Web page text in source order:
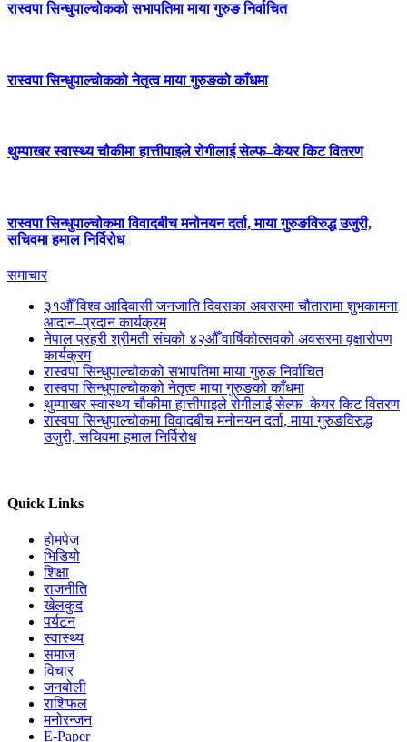
रास्वपा सिन्धुपाल्चोकको सभापतिमा माया गुरुङ निर्वाचित
रास्वपा सिन्धुपाल्चोकको नेतृत्व माया गुरुङको काँधमा
थुम्पाखर स्वास्थ्य चौकीमा हात्तीपाइले रोगीलाई सेल्फ–केयर किट वितरण
रास्वपा सिन्धुपाल्चोकमा विवादबीच मनोनयन दर्ता, माया गुरुङविरुद्ध उजुरी,
सचिवमा हमाल निर्विरोध
समाचार
३१औँ विश्व आदिवासी जनजाति दिवसका अवसरमा चौतारामा शुभकामना
आदान–प्रदान कार्यक्रम
नेपाल प्रहरी श्रीमती संघको ४२औँ वार्षिकोत्सवको अवसरमा वृक्षारोपण
कार्यक्रम
रास्वपा सिन्धुपाल्चोकको सभापतिमा माया गुरुङ निर्वाचित
रास्वपा सिन्धुपाल्चोकको नेतृत्व माया गुरुङको काँधमा
थुम्पाखर स्वास्थ्य चौकीमा हात्तीपाइले रोगीलाई सेल्फ–केयर किट वितरण
रास्वपा सिन्धुपाल्चोकमा विवादबीच मनोनयन दर्ता, माया गुरुङविरुद्ध
उजुरी, सचिवमा हमाल निर्विरोध
Quick Links
होमपेज
भिडियो
शिक्षा
राजनीति
खेलकुद
पर्यटन
स्वास्थ्य
समाज
विचार
जनबोली
राशिफल
मनोरन्जन
E-Paper